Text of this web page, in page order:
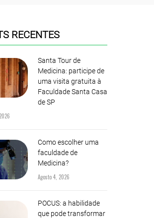
RECENTES
Santa Tour de
Medicina: participe de
uma visita gratuita à
Faculdade Santa Casa
de SP
Como escolher uma
faculdade de
Medicina?
Agosto 4, 2026
POCUS: a habilidade
que pode transformar